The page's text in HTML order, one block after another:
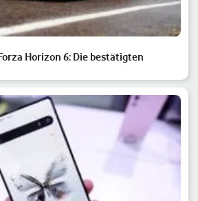
Horizon 6: Die bestätigten